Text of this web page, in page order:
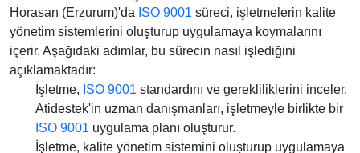
Horasan (Erzurum)'da ISO 9001 süreci, işletmelerin kalite
yönetim sistemlerini oluşturup uygulamaya koymalarını
içerir. Aşağıdaki adımlar, bu sürecin nasıl işlediğini
açıklamaktadır:
İşletme, ISO 9001 standardını ve gerekliliklerini inceler.
Atidestek'in uzman danışmanları, işletmeyle birlikte bir
ISO 9001 uygulama planı oluşturur.
İşletme, kalite yönetim sistemini oluşturup uygulamaya